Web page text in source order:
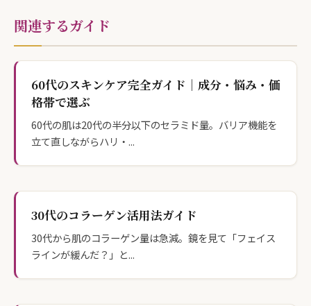
関連するガイド
60代のスキンケア完全ガイド｜成分・悩み・価
格帯で選ぶ
60代の肌は20代の半分以下のセラミド量。バリア機能を
立て直しながらハリ・...
30代のコラーゲン活用法ガイド
30代から肌のコラーゲン量は急減。鏡を見て「フェイス
ラインが緩んだ？」と...